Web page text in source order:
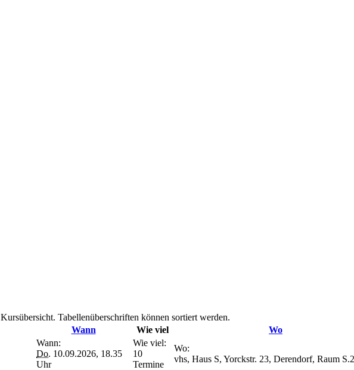
Kursübersicht. Tabellenüberschriften können sortiert werden.
Wann Wie viel Wo
Wann:
Do. 10.09.2026, 18.35
Uhr
Wie viel:
10
Termine
Wo:
vhs, Haus S, Yorckstr. 23, Derendorf, Raum